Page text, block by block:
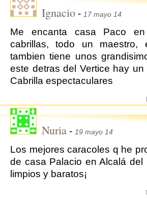
Ignacio - 17 mayo 14
Me encanta casa Paco
cabrillas, todo un
tambien tiene unos
este detras del Vertice hay
Cabrilla espectaculares
Nuria - 19 mayo 14
Los mejores caracoles q he
de casa Palacio en Alcalá
limpios y baratos¡